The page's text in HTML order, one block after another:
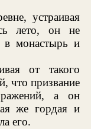
устраивая
лето, он не
в монастырь и
от такого
что призвание
а он
же гордая и
его.